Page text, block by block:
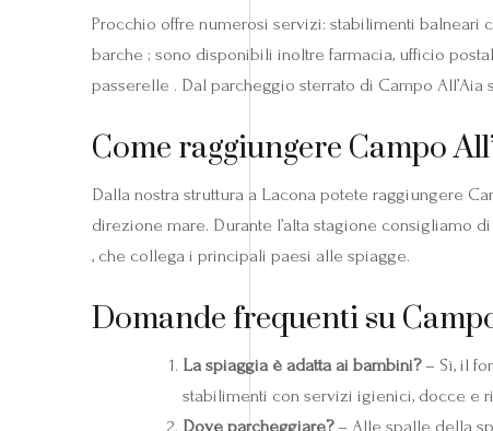
Procchio offre numerosi servizi: stabilimenti balneari
barche ; sono disponibili inoltre farmacia, ufficio
passerelle . Dal parcheggio sterrato di Campo
Come raggiungere Campo
Dalla nostra struttura a Lacona potete raggiungere
direzione mare. Durante l’alta stagione consigliamo
, che collega i principali paesi alle spiagge.
Domande frequenti su
La spiaggia è adatta ai bambini?– Sì, il
stabilimenti con servizi igienici, docce e
Dove parcheggiare?– Alle spalle della